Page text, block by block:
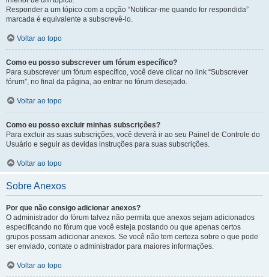
Responder a um tópico com a opção “Notificar-me quando for respondida”
marcada é equivalente a subscrevê-lo.
Voltar ao topo
Como eu posso subscrever um fórum específico?
Para subscrever um fórum específico, você deve clicar no link “Subscrever
fórum”, no final da página, ao entrar no fórum desejado.
Voltar ao topo
Como eu posso excluir minhas subscrições?
Para excluir as suas subscrições, você deverá ir ao seu Painel de Controle do
Usuário e seguir as devidas instruções para suas subscrições.
Voltar ao topo
Sobre Anexos
Por que não consigo adicionar anexos?
O administrador do fórum talvez não permita que anexos sejam adicionados
especificando no fórum que você esteja postando ou que apenas certos
grupos possam adicionar anexos. Se você não tem certeza sobre o que pode
ser enviado, contate o administrador para maiores informações.
Voltar ao topo